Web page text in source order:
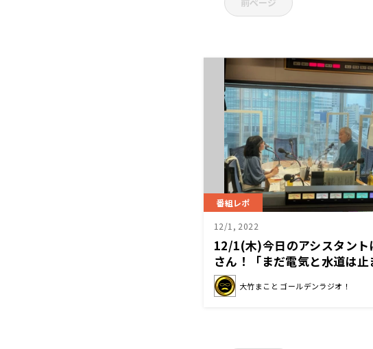
番組レポ
12/1, 2022
12/1(木)今日のアシスタント
さん！「まだ電気と水道は止
ん！」
大竹まこと ゴールデンラジオ！